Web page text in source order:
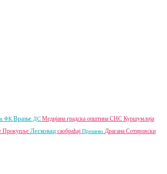
ФК Врање ДС Медијана градска општина СНС Куршумлија
Прокупље Лесковац саобраћај Прешево Драгана Сотировски